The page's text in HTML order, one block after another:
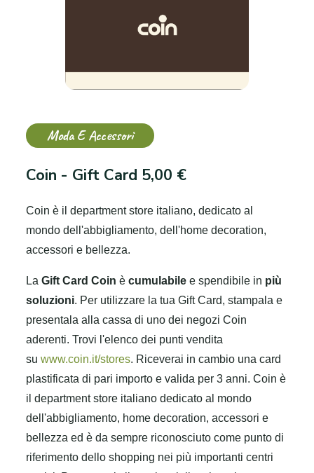
Moda E Accessori
Coin - Gift Card 5,00 €
Coin è il department store italiano, dedicato al
mondo dell'abbigliamento, dell'home decoration,
accessori e bellezza.
LaGift Card Coin ècumulabile e spendibile in più
soluzioni. Per utilizzare la tua Gift Card, stampala e
presentala alla cassa di uno dei negozi Coin
aderenti. Trovi l'elenco dei punti vendita
suwww.coin.it/stores. Riceverai in cambio una card
plastificata di pari importo e valida per 3 anni. Coin è
il department store italiano dedicato al mondo
dell'abbigliamento, home decoration, accessori e
bellezza ed è da sempre riconosciuto come punto di
riferimento dello shopping nei più importanti centri